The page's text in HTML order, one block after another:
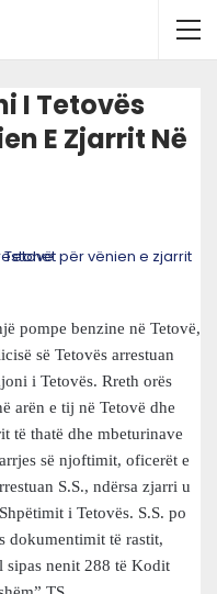
I Tetovës
E Zjarrit Në
pompe benzine në Tetovë,
së Tetovës arrestuan
i Tetovës. Rreth orës
arën e tij në Tetovë dhe
të thatë dhe mbeturinave
së njoftimit, oficerët e
S.S., ndërsa zjarri u
i Tetovës. S.S. po
dokumentimit të rastit,
nenit 288 të Kodit